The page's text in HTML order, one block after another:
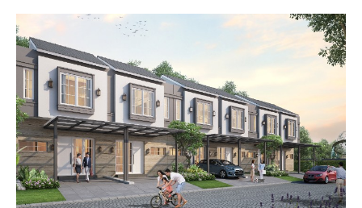
merupakan tempat yang sama. Padahal anggapan tersebut
kurang tepat. Sebab Serpong dan BSD merupakan dua
kawasan yang berbeda. Berikut penjelasannya. Baca Juga: […]